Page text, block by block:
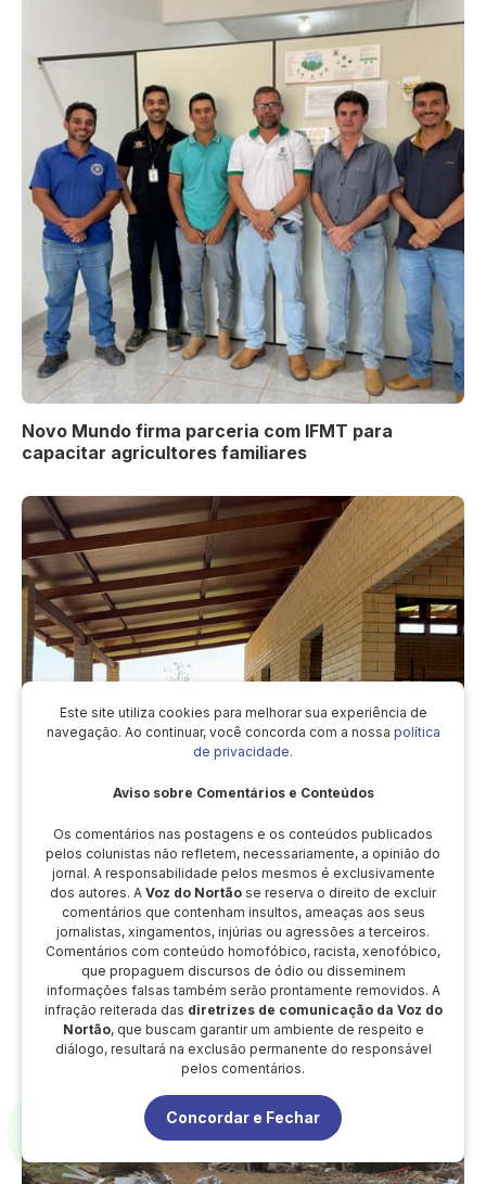
Novo Mundo firma parceria com IFMT para
capacitar agricultores familiares
Tijolo Ecológico Ganha Espaço em Guarantã do
Norte com Economia de Até 40% e Conforto
Térmico Superior
Este site utiliza cookies para melhorar sua experiência de
navegação. Ao continuar, você concorda com a nossa política
de privacidade.
Aviso sobre Comentários e Conteúdos
Os comentários nas postagens e os conteúdos publicados
pelos colunistas não refletem, necessariamente, a opinião do
jornal. A responsabilidade pelos mesmos é exclusivamente
dos autores. A Voz do Nortão se reserva o direito de excluir
comentários que contenham insultos, ameaças aos seus
jornalistas, xingamentos, injúrias ou agressões a terceiros.
Comentários com conteúdo homofóbico, racista, xenofóbico,
que propaguem discursos de ódio ou disseminem
informações falsas também serão prontamente removidos. A
infração reiterada das diretrizes de comunicação da Voz do
Nortão, que buscam garantir um ambiente de respeito e
diálogo, resultará na exclusão permanente do responsável
pelos comentários.
Concordar e Fechar